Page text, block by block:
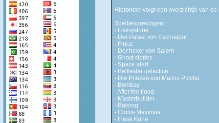
Hieronder volgt een overzichtje van
Spelbesprekingen :
- Livingstone
- Der Palast von Eschnapur
- Finca
- Der hexer von Salem
- Ghost stories
- Space alert
- Battlestar galactica
- Die Prinzen von Machu Picchu
- Bombay
- After the flood
- Masterbuilder
- Bakong
- Circus Maximus
- Fiese Kühe